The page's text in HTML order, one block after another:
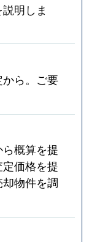
明しま
ら。ご要
概算を提
価格を提
物件を調